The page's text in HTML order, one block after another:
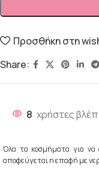
Προσθήκη στη
Share:
8 χρήστες
Όλα τα κοσμήματα για να
αποφεύγεται η επαφή με